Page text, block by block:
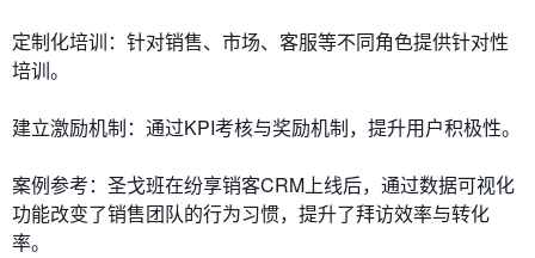
定制化培训：针对销售、市场、客服等不同角色提供针对性
培训。
建立激励机制：通过KPI考核与奖励机制，提升用户积极性。
案例参考：圣戈班在纷享销客CRM上线后，通过数据可视化
功能改变了销售团队的行为习惯，提升了拜访效率与转化
率。